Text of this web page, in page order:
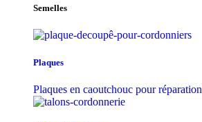
Semelles
Plaques
Plaques en caoutchouc pour réparation